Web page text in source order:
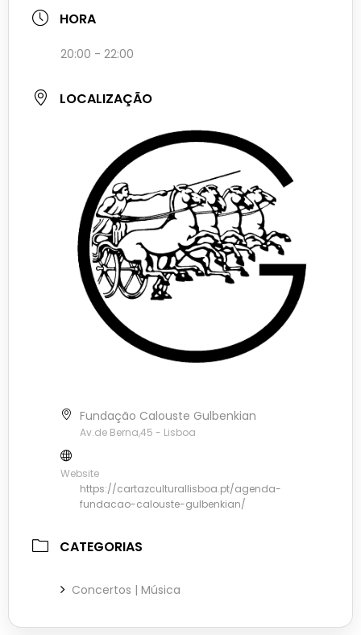
HORA
20:00 - 22:00
LOCALIZAÇÃO
Fundação Calouste Gulbenkian
Av.de Berna,45 - Lisboa
Website
https://cartazculturallisboa.pt/agenda-
fundacao-calouste-gulbenkian/
CATEGORIAS
Concertos | Música